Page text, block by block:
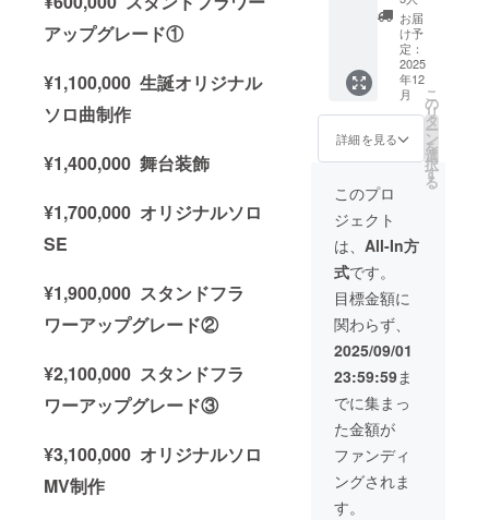
アップグレード①
¥1,100,000 生誕オリジナル
ソロ曲制作
¥1,400,000 舞台装飾
¥1,700,000 オリジナルソロ
SE
¥1,900,000 スタンドフラ
ワーアップグレード②
¥2,100,000 スタンドフラ
ワーアップグレード③
¥3,100,000 オリジナルソロ
MV制作
インを
入れた
状態で
ご自宅
へ発送
させて
いただ
きま
定オリ
ジナル
ネーム
アク
キー 生
誕イラ
ストと
備考欄
に記載
された
お名前
がデザ
インさ
れたオ
リジナ
ルネー
ムアク
キーを
ドへ生
誕祭ご
支援者
様とし
てお名
前を掲
載させ
ていた
だきま
す。 備
考欄に
記載さ
れたお
名前を
掲載さ
せてい
ただき
ます。
③クラ
ウド
ファン
ディン
グ限定
ブロマ
イド 開
催後、
タレン
ト直筆
す。生
誕イベ
ント当
日、お
名前の
記載さ
れたプ
レート
をお持
ち帰り
希望の
方はス
タッフ
までお
声がけ
くださ
い。 ②
のぼり
旗 当日
の装飾
に使用
する、
のぼり
旗を作
成いた
しま
す。 の
ぼり旗
に設置
致しま
す。 お
花には
備考欄
に記載
された
お名前
（ニッ
クネー
ム可・6
文字以
内）を
印刷し
たプ
レート
を付け
させて
いただ
きま
す。当
日単独
スタン
ド花と
同じ花
材を使
用した
ブーケ
お届
け予
定：
2025
年12
月
詳細を見る
こ
の
リ
タ
ー
ン
を
選
択
す
る
このプロ
ジェクト
は、 All-In方
式です。
目標金額に
関わらず、
2025/09/01
23:59:59ま
でに集まっ
た金額が
ファンディ
ングされま
す。